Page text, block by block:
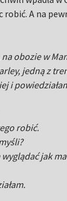
robić. A na
obozie w
jedną z
i
robić.
wyglądać jak